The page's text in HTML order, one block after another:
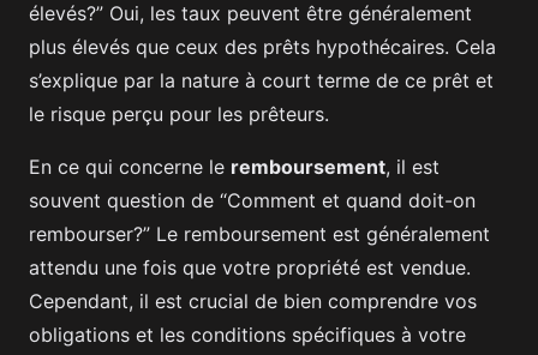
élevés?” Oui, les taux peuvent être généralement
plus élevés que ceux des prêts hypothécaires. Cela
s’explique par la nature à court terme de ce prêt et
le risque perçu pour les prêteurs.
En ce qui concerne le remboursement, il est
souvent question de “Comment et quand doit-on
rembourser?” Le remboursement est généralement
attendu une fois que votre propriété est vendue.
Cependant, il est crucial de bien comprendre vos
obligations et les conditions spécifiques à votre